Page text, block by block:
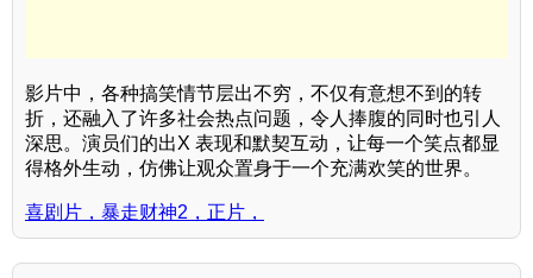
影片中，各种搞笑情节层出不穷，不仅有意想不到的转
折，还融入了许多社会热点问题，令人捧腹的同时也引人
深思。演员们的出X 表现和默契互动，让每一个笑点都显
得格外生动，仿佛让观众置身于一个充满欢笑的世界。
喜剧片，暴走财神2，正片，